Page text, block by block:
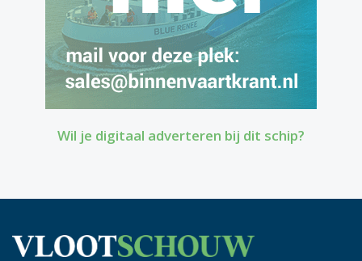
Wil je digitaal adverteren bij dit schip?